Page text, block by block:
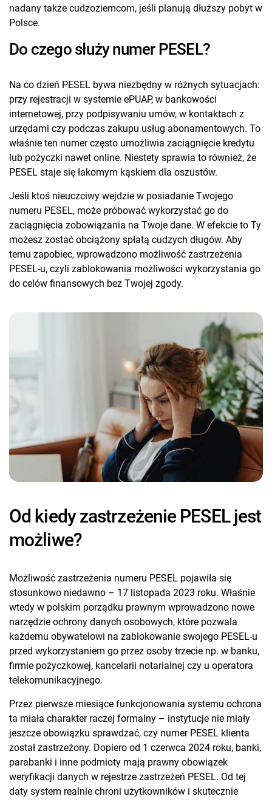
nadany także cudzoziemcom, jeśli planują dłuższy pobyt w
Polsce.
Do czego służy numer PESEL?
Na co dzień PESEL bywa niezbędny w różnych sytuacjach:
przy rejestracji w systemie ePUAP, w bankowości
internetowej, przy podpisywaniu umów, w kontaktach z
urzędami czy podczas zakupu usług abonamentowych. To
właśnie ten numer często umożliwia zaciągnięcie kredytu
lub pożyczki nawet online. Niestety sprawia to również, że
PESEL staje się łakomym kąskiem dla oszustów.
Jeśli ktoś nieuczciwy wejdzie w posiadanie Twojego
numeru PESEL, może próbować wykorzystać go do
zaciągnięcia zobowiązania na Twoje dane. W efekcie to Ty
możesz zostać obciążony spłatą cudzych długów. Aby
temu zapobiec, wprowadzono możliwość zastrzeżenia
PESEL-u, czyli zablokowania możliwości wykorzystania go
do celów finansowych bez Twojej zgody.
Od kiedy zastrzeżenie PESEL jest
możliwe?
Możliwość zastrzeżenia numeru PESEL pojawiła się
stosunkowo niedawno – 17 listopada 2023 roku. Właśnie
wtedy w polskim porządku prawnym wprowadzono nowe
narzędzie ochrony danych osobowych, które pozwala
każdemu obywatelowi na zablokowanie swojego PESEL-u
przed wykorzystaniem go przez osoby trzecie np. w banku,
firmie pożyczkowej, kancelarii notarialnej czy u operatora
telekomunikacyjnego.
Przez pierwsze miesiące funkcjonowania systemu ochrona
ta miała charakter raczej formalny – instytucje nie miały
jeszcze obowiązku sprawdzać, czy numer PESEL klienta
został zastrzeżony. Dopiero od 1 czerwca 2024 roku, banki,
parabanki i inne podmioty mają prawny obowiązek
weryfikacji danych w rejestrze zastrzeżeń PESEL. Od tej
daty system realnie chroni użytkowników i skutecznie